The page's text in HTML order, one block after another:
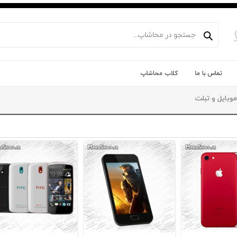
تماس با ما کلاب محاشاپ
موبایل و تبلت